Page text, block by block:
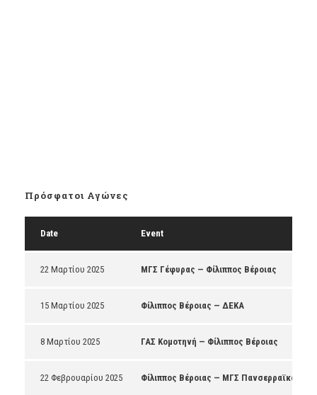
Πρόσφατοι Αγώνες
Date Event
22 Μαρτίου 2025 ΜΓΣ Γέφυρας — Φίλιππος Βέροιας
15 Μαρτίου 2025 Φίλιππος Βέροιας — ΔΕΚΑ
8 Μαρτίου 2025 ΓΑΣ Κομοτηνή — Φίλιππος Βέροιας
22 Φεβρουαρίου 2025 Φίλιππος Βέροιας — ΜΓΣ Πανσερραϊκός